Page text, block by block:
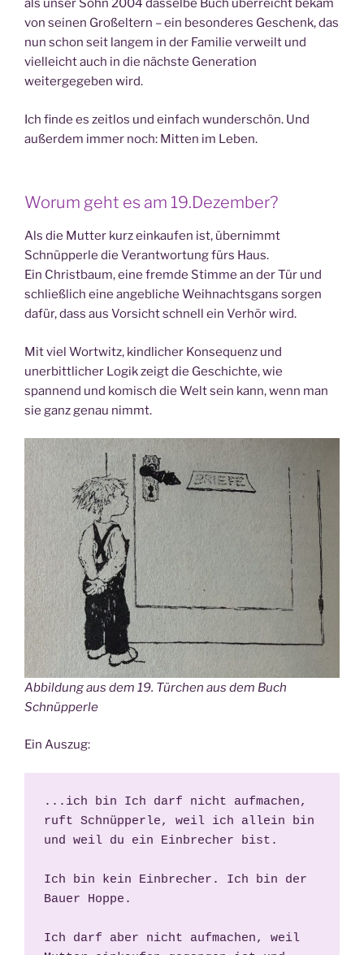
als unser Sohn 2004 dasselbe Buch überreicht bekam
von seinen Großeltern – ein besonderes Geschenk, das
nun schon seit langem in der Familie verweilt und
vielleicht auch in die nächste Generation
weitergegeben wird.
Ich finde es zeitlos und einfach wunderschön. Und
außerdem immer noch: Mitten im Leben.
Worum geht es am 19.Dezember?
Als die Mutter kurz einkaufen ist, übernimmt
Schnüpperle die Verantwortung fürs Haus.
Ein Christbaum, eine fremde Stimme an der Tür und
schließlich eine angebliche Weihnachtsgans sorgen
dafür, dass aus Vorsicht schnell ein Verhör wird.
Mit viel Wortwitz, kindlicher Konsequenz und
unerbittlicher Logik zeigt die Geschichte, wie
spannend und komisch die Welt sein kann, wenn man
sie ganz genau nimmt.
Abbildung aus dem 19. Türchen aus dem Buch
Schnüpperle
Ein Auszug:
...ich bin Ich darf nicht aufmachen,
ruft Schnüpperle, weil ich allein bin
und weil du ein Einbrecher bist.
Ich bin kein Einbrecher. Ich bin der
Bauer Hoppe.
Ich darf aber nicht aufmachen, weil